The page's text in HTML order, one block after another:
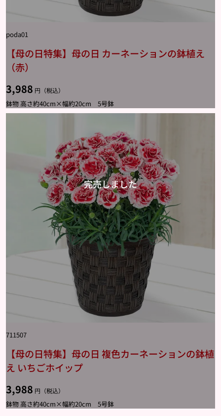
poda01
【母の日特集】母の日 カーネーションの鉢植え
（赤）
3,988 円（税込）
鉢物 高さ約40cm×幅約20cm 5号鉢
711507
【母の日特集】母の日 複色カーネーションの鉢植
え いちごホイップ
3,988 円（税込）
鉢物 高さ約40cm×幅約20cm 5号鉢